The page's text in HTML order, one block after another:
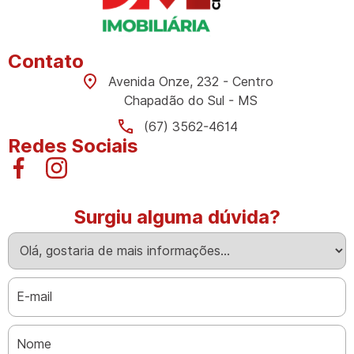
Contato
Avenida Onze, 232 - Centro
Chapadão do Sul - MS
(67) 3562-4614
Redes Sociais
Surgiu alguma dúvida?